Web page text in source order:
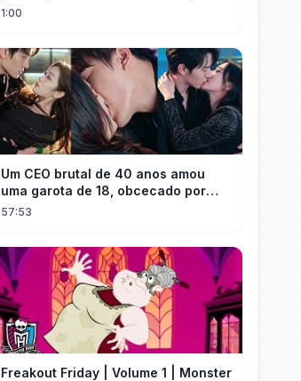
Milei contra Brasil | OP News
1:00
Um CEO brutal de 40 anos amou
uma garota de 18, obcecado por
sua "inocência"! Ela teve seu
57:53
Freakout Friday | Volume 1 | Monster